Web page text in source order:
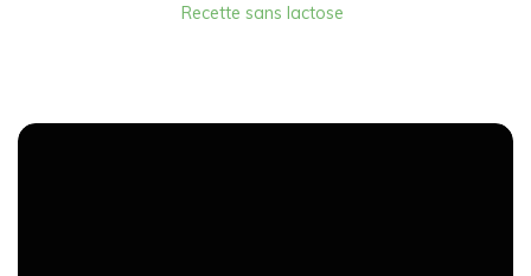
Recette sans lactose